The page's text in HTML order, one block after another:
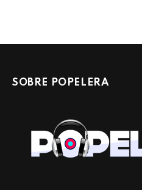
SOBRE POPELERA